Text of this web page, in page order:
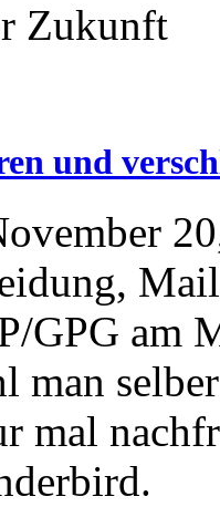
Zukunft
und
GPG am
man
mal